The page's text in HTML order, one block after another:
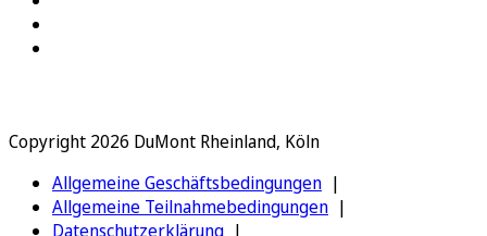
Copyright 2026 DuMont Rheinland, Köln
Allgemeine Geschäftsbedingungen
Allgemeine Teilnahmebedingungen
Datenschutzerklärung